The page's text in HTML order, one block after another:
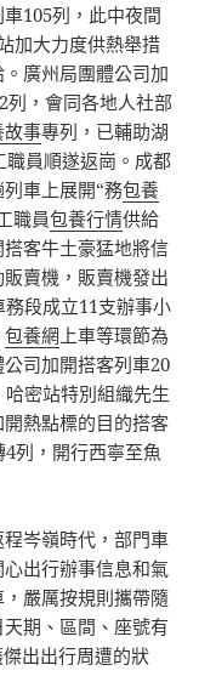
105列，此中夜間
加大力度供熱舉措
廣州局團體公司加
列，會同各地人社部
故事專列，已輔助湖
職員順遂返崗。成都
車上展開“務包養
職員包養行情供給
客牛土豪猛地將信
賣機，販賣機發出
務段成立11支辦事小
包養網 上車等環節為
司加開搭客列車20
密站特別組織先生
熱點標的目的搭客
列，開行西寧至魚
岑嶺時代，部門車
出行辦事信息和氣
嚴厲按規則攜帶隨
期、區間、座號有
出出行周遭的狀